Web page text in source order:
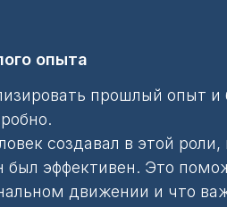
опыта
прошлый опыт и
создавал в этой роли,
эффективен. Это
движении и что